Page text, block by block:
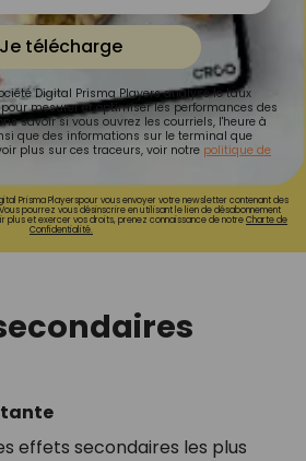
Je télécharge
Digital Prisma Players analyse le taux
mesurer et optimiser les performances des
savoir si vous ouvrez les courriels, l'heure à
que des informations sur le terminal que
plus sur ces traceurs, voir notre politique de
Prisma Playerspour vous envoyer votre newsletter contenant des
pourrez vous désinscrire en utilisant le lien de désabonnement
plus et exercer vos droits, prenez connaissance de notreCharte de
Confidentialité.
effets secondaires les plus